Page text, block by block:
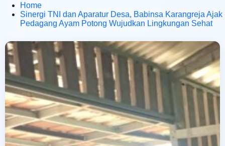
Home
Sinergi TNI dan Aparatur Desa, Babinsa Karangreja Ajak
Pedagang Ayam Potong Wujudkan Lingkungan Sehat